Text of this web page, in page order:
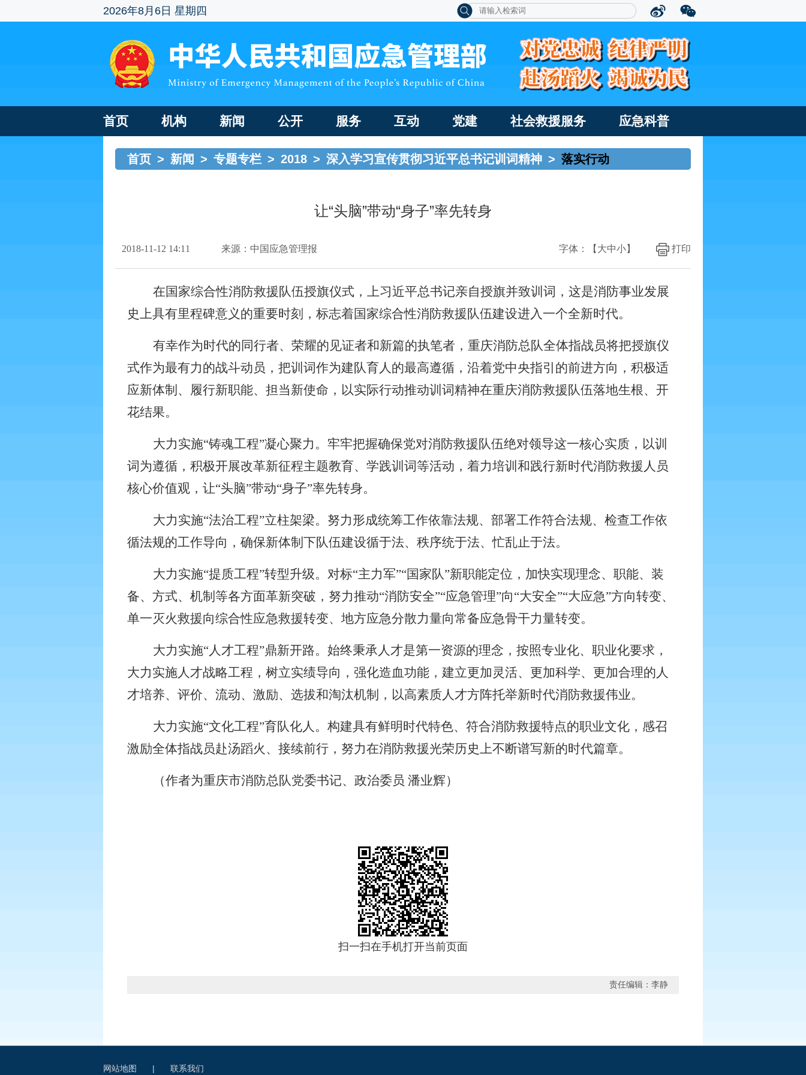
2026年8月6日 星期四
首页 机构 新闻 公开 服务 互动 党建 社会救援服务 应急科普
首页 > 新闻 > 专题专栏 > 2018 > 深入学习宣传贯彻习近平总书记训词精神 > 落实行动
让“头脑”带动“身子”率先转身
2018-11-12 14:11 来源：中国应急管理报 打印
字体：【 大中小】
在国家综合性消防救援队伍授旗仪式，上习近平总书记亲自授旗并致训词，这是消防事业发展
史上具有里程碑意义的重要时刻，标志着国家综合性消防救援队伍建设进入一个全新时代。
有幸作为时代的同行者、荣耀的见证者和新篇的执笔者，重庆消防总队全体指战员将把授旗仪
式作为最有力的战斗动员，把训词作为建队育人的最高遵循，沿着党中央指引的前进方向，积极适
应新体制、履行新职能、担当新使命，以实际行动推动训词精神在重庆消防救援队伍落地生根、开
花结果。
大力实施“铸魂工程”凝心聚力。牢牢把握确保党对消防救援队伍绝对领导这一核心实质，以训
词为遵循，积极开展改革新征程主题教育、学践训词等活动，着力培训和践行新时代消防救援人员
核心价值观，让“头脑”带动“身子”率先转身。
大力实施“法治工程”立柱架梁。努力形成统筹工作依靠法规、部署工作符合法规、检查工作依
循法规的工作导向，确保新体制下队伍建设循于法、秩序统于法、忙乱止于法。
大力实施“提质工程”转型升级。对标“主力军”“国家队”新职能定位，加快实现理念、职能、装
备、方式、机制等各方面革新突破，努力推动“消防安全”“应急管理”向“大安全”“大应急”方向转变、
单一灭火救援向综合性应急救援转变、地方应急分散力量向常备应急骨干力量转变。
大力实施“人才工程”鼎新开路。始终秉承人才是第一资源的理念，按照专业化、职业化要求，
大力实施人才战略工程，树立实绩导向，强化造血功能，建立更加灵活、更加科学、更加合理的人
才培养、评价、流动、激励、选拔和淘汰机制，以高素质人才方阵托举新时代消防救援伟业。
大力实施“文化工程”育队化人。构建具有鲜明时代特色、符合消防救援特点的职业文化，感召
激励全体指战员赴汤蹈火、接续前行，努力在消防救援光荣历史上不断谱写新的时代篇章。
（作者为重庆市消防总队党委书记、政治委员 潘业辉）
扫一扫在手机打开当前页面
责任编辑：李静
网站地图 | 联系我们